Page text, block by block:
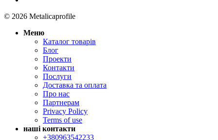
© 2026 Metalicaprofile
Меню
Каталог товарів
Блог
Проекти
Контакти
Послуги
Доставка та оплата
Про нас
Партнерам
Privacy Policy
Terms of use
наші контакти
+380963542233